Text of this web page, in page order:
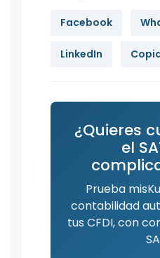
Facebook
LinkedIn
¿Quieres
el
Prueba
contabilidad
tus CFDI, con